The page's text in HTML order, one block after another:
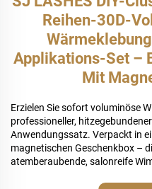
Reihen-30D-
Applikations-Set –
Mit
Erzielen Sie sofort voluminöse
professioneller,
Anwendungssatz. Verpackt in
magnetischen Geschenkbox –
atemberaubende, salonreife